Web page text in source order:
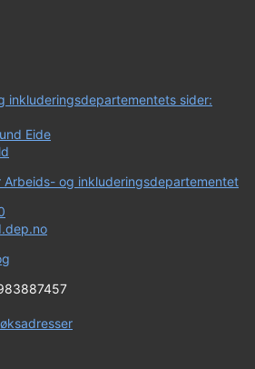
inkluderingsdepartementets sider:
Eide
og inkluderingsdepartementet